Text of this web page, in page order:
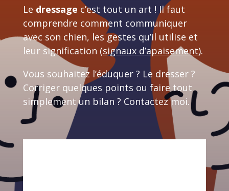
Le dressage c’est tout un art ! Il faut
comprendre comment communiquer
avec son chien, les gestes qu’il utilise et
leur signification (signaux d’apaisement).
Vous souhaitez l’éduquer ? Le dresser ?
Corriger quelques points ou faire tout
simplement un bilan ? Contactez moi.